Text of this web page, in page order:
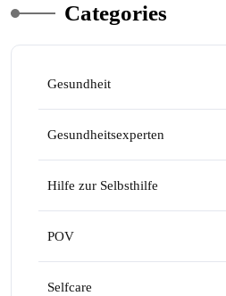
Categories
Gesundheit
Gesundheitsexperten
Hilfe zur Selbsthilfe
POV
Selfcare